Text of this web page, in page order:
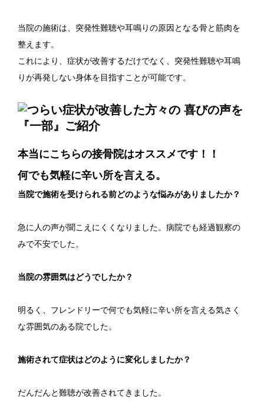
当院の施術は、突発性難聴や耳鳴りの原因となる骨と筋肉を
整えます。
これにより、症状が改善するだけでなく、突発性難聴や耳鳴
りが再発しない身体を目指すことが可能です。
本当にこちらの接骨院はオススメです！！
何でも気軽に辛い所を言える。
当院で施術を受けられる前どのような悩みがありましたか？
急に人の声が聞こえにくくなりました。病院でも経過観察の
みで不安でした。
当院の雰囲気はどうでしたか？
明るく、フレンドリーで何でも気軽に辛い所を言える気さく
な雰囲気のある院でした。
施術されて症状はどのように変化しましたか？
だんだんと難聴が改善されてきました。